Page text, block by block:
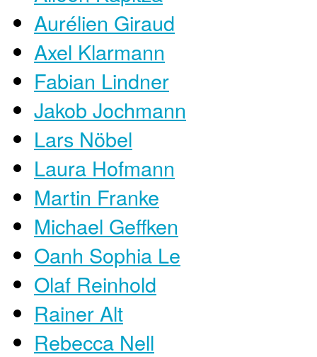
Aurélien Giraud
Axel Klarmann
Fabian Lindner
Jakob Jochmann
Lars Nöbel
Laura Hofmann
Martin Franke
Michael Geffken
Oanh Sophia Le
Olaf Reinhold
Rainer Alt
Rebecca Nell